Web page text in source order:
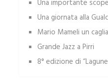
Una importante
Una giornata alla
Mario Mameli un
Grande Jazz a Pirri
8° edizione di